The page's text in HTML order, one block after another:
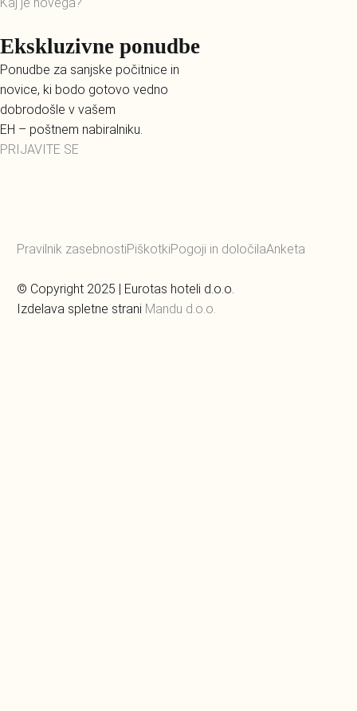
Ekskluzivne ponudbe
Ponudbe za sanjske počitnice in
novice, ki bodo gotovo vedno
dobrodošle v vašem
EH – poštnem nabiralniku.
PRIJAVITE SE
Pravilnik zasebnostiPiškotkiPogoji in določilaAnketa
© Copyright 2025 | Eurotas hoteli d.o.o.
Izdelava spletne strani Mandu d.o.o.